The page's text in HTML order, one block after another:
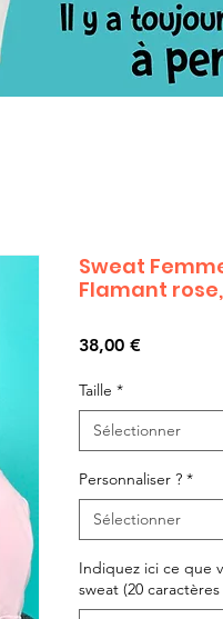
Sweat
Flamant
38,00 €Prix
Taille *
Sélectionner
Personnaliser ? *
Sélectionner
Indiquez ici ce que
sweat (20